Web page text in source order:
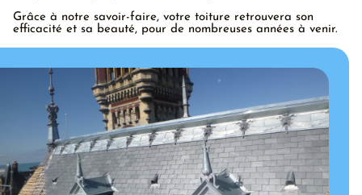
Grâce à notre savoir-faire, votre toiture retrouvera son
efficacité et sa beauté, pour de nombreuses années à venir.